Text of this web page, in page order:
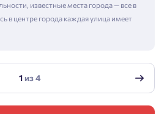
известные места города — все в
в центре города каждая улица имеет
1из4